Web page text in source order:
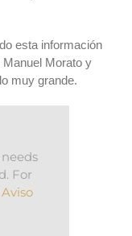
esta información
Morato y
muy grande.
For
Aviso